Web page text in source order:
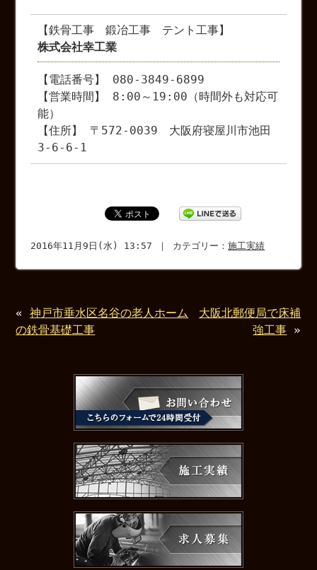
【鉄骨工事 鍛冶工事 テント工事】
株式会社幸工業
【電話番号】 080-3849-6899
【営業時間】 8:00～19:00（時間外も対応可
能）
【住所】 〒572-0039 大阪府寝屋川市池田
3-6-6-1
2016年11月9日(水) 13:57 ｜ カテゴリー：施工実績
«神戸市垂水区名谷の老人ホーム
の鉄骨基礎工事
大阪北郵便局で床補
強工事 »